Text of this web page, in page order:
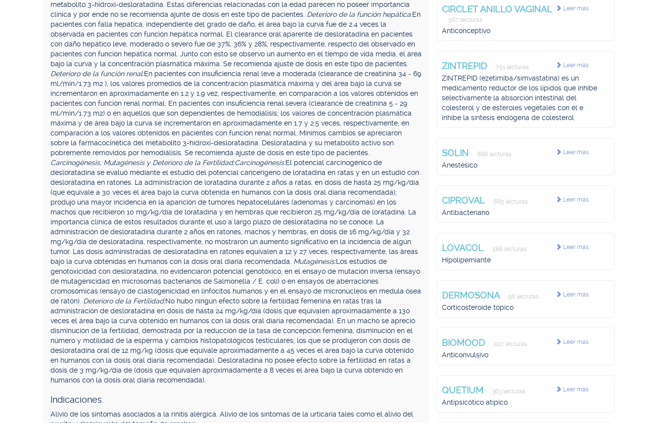
metabolito 3-hidroxi-desloratadina. Estas diferencias relacionadas con la edad parecen no poseer importancia
clínica y por ende no se recomienda ajunte de dosis en este tipo de pacientes. Deterioro de la función hepática:En
pacientes con falla hepática, independiente del grado de daño, el área bajo la curva fue de 2.4 veces la
observada en pacientes con función hepática normal. El clearance oral aparente de desloratadina en pacientes
con daño hepático leve, moderado o severo fue de 37%, 36% y 28%, respectivamente, respecto del observado en
pacientes con función hepática normal. Junto con esto se observo un aumento en el tiempo de vida media, el área
bajo la curva y la concentración plasmática máxima. Se recomienda ajuste de dosis en este tipo de pacientes.
Deterioro de la función renal:En pacientes con insuficiencia renal leve a moderada (clearance de creatinina 34 - 69
ml/min/1.73 m2 ), los valores promedios de la concentración plasmática máxima y del área bajo la curva se
incrementaron en aproximadamente en 1.2 y 1.9 vez, respectivamente, en comparación a los valores obtenidos en
pacientes con función renal normal. En pacientes con insuficiencia renal severa (clearance de creatinina 5 - 29
ml/min/1.73 m2) o en aquellos que son dependientes de hemodiálisis; los valores de concentración plasmática
máxima y de área bajo la curva se incrementaron en aproximadamente en 1.7 y 2.5 veces, respectivamente, en
comparación a los valores obtenidos en pacientes con función renal normal. Mínimos cambios se apreciaron
sobre la farmacocinética del metabolito 3-hidroxi-desloratadina. Desloratadina y su metabolito activo son
pobremente removidos por hemodiálisis. Se recomienda ajuste de dosis en este tipo de pacientes.
Carcinogénesis, Mutagénesis y Deterioro de la Fertilidad:Carcinogénesis:El potencial carcinogénico de
desloratadina se evaluó mediante el estudio del potencial cancerígeno de loratadina en ratas y en un estudio con
desloratadina en ratones. La administración de loratadina durante 2 años a ratas, en dosis de hasta 25 mg/kg/día
(que equivale a 30 veces el área bajo la curva obtenida en humanos con la dosis oral diaria recomendada);
produjo una mayor incidencia en la aparición de tumores hepatocelulares (adenomas y carcinomas) en los
machos que recibieron 10 mg/kg/día de loratadina y en hembras que recibieron 25 mg/kg/día de loratadina. La
importancia clínica de estos resultados durante el uso a largo plazo de desloratadina no se conoce. La
administración de desloratadina durante 2 años en ratones, machos y hembras, en dosis de 16 mg/kg/día y 32
mg/kg/día de desloratadina, respectivamente, no mostraron un aumento significativo en la incidencia de algún
tumor. Las dosis administradas de desloratadina en ratones equivalen a 12 y 27 veces, respectivamente, las áreas
bajo la curva obtenidas en humanos con la dosis oral diaria recomendada. Mutagénesis:Los estudios de
genotoxicidad con desloratadina, no evidenciaron potencial genotóxico, en el ensayo de mutación inversa (ensayo
de mutagenicidad en microsomas bacterianos de Salmonella / E. coli) o en ensayos de aberraciones
cromosómicas (ensayo de clastogenicidad en linfocitos humanos y en el ensayo de micronúcleos en medula ósea
de ratón). Deterioro de la Fertilidad:No hubo ningún efecto sobre la fertilidad femenina en ratas tras la
administración de desloratadina en dosis de hasta 24 mg/kg/día (dosis que equivalen aproximadamente a 130
veces el área bajo la curva obtenido en humanos con la dosis oral diaria recomendada). En un macho se apreció
disminución de la fertilidad, demostrada por la reducción de la tasa de concepción femenina, disminución en el
número y motilidad de la esperma y cambios histopatológicos testiculares; los que se produjeron con dosis de
desloratadina oral de 12 mg/kg (dosis que equivale aproximadamente a 45 veces el área bajo la curva obtenido
en humanos con la dosis oral diaria recomendada). Desloratadina no posee efecto sobre la fertilidad en ratas a
dosis de 3 mg/kg/día de (dosis que equivalen aproximadamente a 8 veces el área bajo la curva obtenido en
humanos con la dosis oral diaria recomendada).
Indicaciones.
Alivio de los síntomas asociados a la rinitis alérgica. Alivio de los síntomas de la urticaria tales como el alivio del
Leer más
CIRCLET ANILLO VAGINAL
567 lecturas
Anticonceptivo
Leer más
ZINTREPID 751 lecturas
ZINTREPID (ezetimiba/simvastatina) es un
medicamento reductor de los lípidos que inhibe
selectivamente la absorción intestinal del
colesterol y de esteroles vegetales con él e
inhibe la síntesis endógena de colesterol
Leer más
SOLIN 886 lecturas
Anestésico
Leer más
CIPROVAL 665 lecturas
Antibacteriano
Leer más
LOVACOL 586 lecturas
Hipolipemiante
Leer más
DERMOSONA 96 lecturas
Corticosteroide tópico
Leer más
BIOMOOD 207 lecturas
Anticonvulsivo
Leer más
QUETIUM 363 lecturas
Antipsicótico atípico